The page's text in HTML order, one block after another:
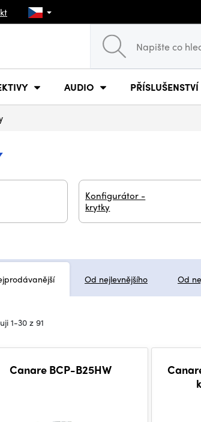
AUDIO PŘÍSLUŠENSTVÍ
Konfigurátor -
krytky
Od nejlevnějšího Od
1-30 z 91
Canare BCP-B25HW